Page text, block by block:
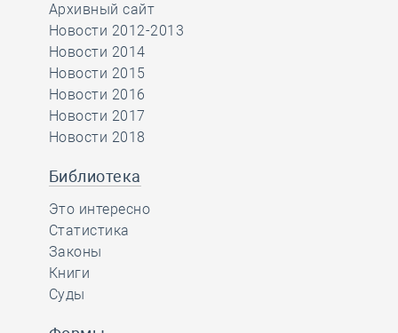
Архивный сайт
Новости 2012-2013
Новости 2014
Новости 2015
Новости 2016
Новости 2017
Новости 2018
Библиотека
Это интересно
Статистика
Законы
Книги
Суды